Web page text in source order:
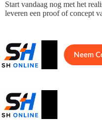
Ga
naar
Start vandaag nog met het
leveren een proof of concept
Neem